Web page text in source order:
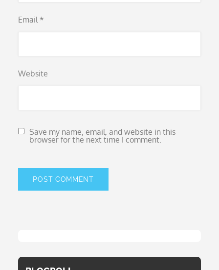
Email *
Website
Save my name, email, and website in this
browser for the next time I comment.